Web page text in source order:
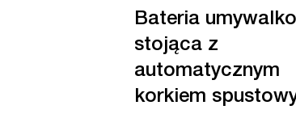
Bateria
stojąca z
automatycznym
korkiem